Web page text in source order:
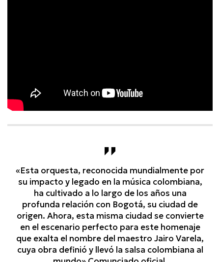
«Esta orquesta, reconocida mundialmente por
su impacto y legado en la música colombiana,
ha cultivado a lo largo de los años una
profunda relación con Bogotá, su ciudad de
origen. Ahora, esta misma ciudad se convierte
en el escenario perfecto para este homenaje
que exalta el nombre del maestro Jairo Varela,
cuya obra definió y llevó la salsa colombiana al